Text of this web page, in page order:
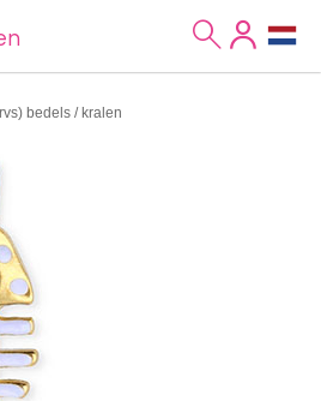
bedels / kralen